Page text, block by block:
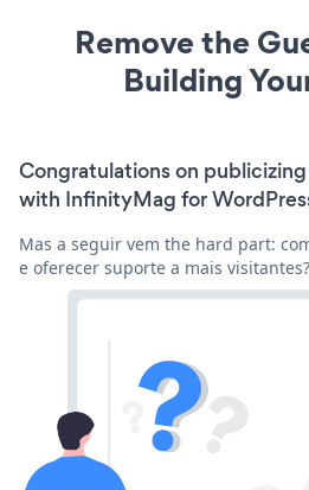
Remove the
Building
Congratulations on
with InfinityMag for
Mas a seguir vem the hard part:
e oferecer suporte a mais visitantes?